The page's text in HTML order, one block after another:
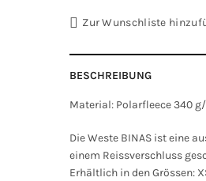
Zur Wunschliste
BESCHREIBUNG
Material: Polarfleece 340
Die Weste BINAS ist eine
einem Reissverschluss
Erhältlich in den Grössen: